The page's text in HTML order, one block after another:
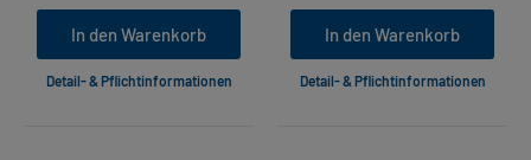
In den Warenkorb
Detail- & Pflichtinformationen
In den Warenkorb
Detail- & Pflichtinformationen